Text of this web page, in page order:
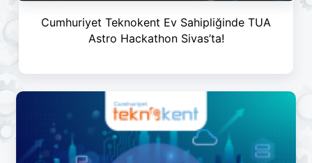
Cumhuriyet Teknokent Ev Sahipliğinde TUA
Astro Hackathon Sivas’ta!